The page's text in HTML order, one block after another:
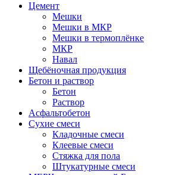
Цемент
Мешки
Мешки в МКР
Мешки в термоплёнке
МКР
Навал
Щебёночная продукция
Бетон и раствор
Бетон
Раствор
Асфальтобетон
Сухие смеси
Кладочные смеси
Клеевые смеси
Стяжка для пола
Штукатурные смеси